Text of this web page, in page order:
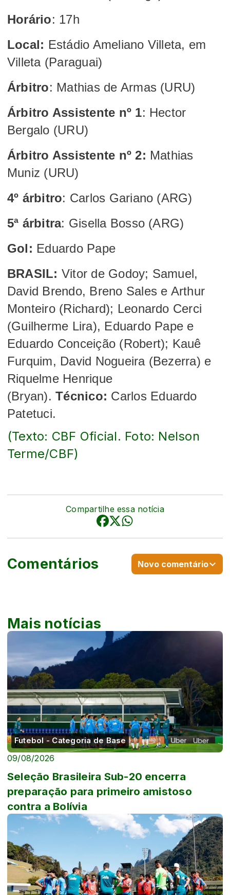
Horário: 17h
Local: Estádio Ameliano Villeta, em
Villeta (Paraguai)
Árbitro: Mathias de Armas (URU)
Árbitro Assistente nº 1: Hector
Bergalo (URU)
Árbitro Assistente nº 2: Mathias
Muniz (URU)
4º árbitro: Carlos Gariano (ARG)
5ª árbitra: Gisella Bosso (ARG)
Gol: Eduardo Pape
BRASIL: Vitor de Godoy; Samuel,
David Brendo, Breno Sales e Arthur
Monteiro (Richard); Leonardo Cerci
(Guilherme Lira), Eduardo Pape e
Eduardo Conceição (Robert); Kauê
Furquim, David Nogueira (Bezerra) e
Riquelme Henrique
(Bryan). Técnico: Carlos Eduardo
Patetuci.
(Texto: CBF Oficial. Foto: Nelson
Terme/CBF)
Compartilhe essa notícia
Comentários Novo comentário
Mais notícias
Futebol - Categoria de Base
09/08/2026
Seleção Brasileira Sub-20 encerra
preparação para primeiro amistoso
contra a Bolívia